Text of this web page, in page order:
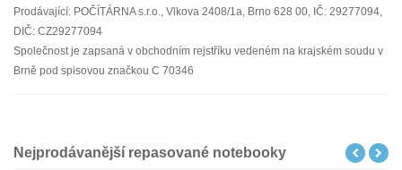
Prodávající: POČÍTÁRNA s.r.o., Vlkova 2408/1a, Brno 628 00, IČ: 29277094,
DIČ: CZ29277094
Společnost je zapsaná v obchodním rejstříku vedeném na krajském soudu v
Brně pod spisovou značkou C 70346
Nejprodávanější repasované notebooky